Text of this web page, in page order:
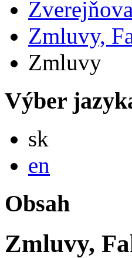
Zmluvy,
Zmluvy
Výber
sk
en
Obsah
Zmluvy,